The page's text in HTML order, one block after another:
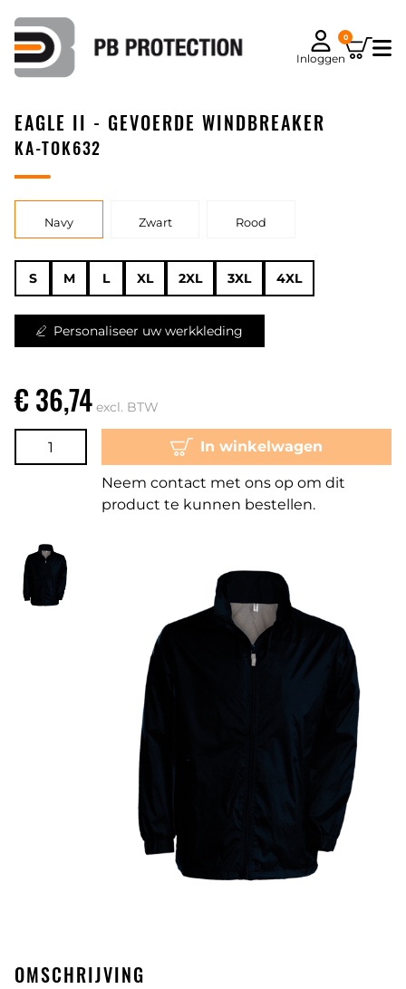
Inloggen
0
EAGLE II - GEVOERDE WINDBREAKER
KA-TOK632
Navy Zwart Rood
S M L XL 2XL 3XL 4XL
Personaliseer uw werkkleding
€ 36,74 excl. BTW
In winkelwagen
Neem contact met ons op om dit
product te kunnen bestellen.
OMSCHRIJVING